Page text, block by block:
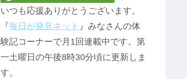
いつも応援ありがとうございます。
『毎日が発見ネット 』みなさんの体
験記コーナーで月1回連載中です。第
一土曜日の午後8時30分頃に更新しま
す。